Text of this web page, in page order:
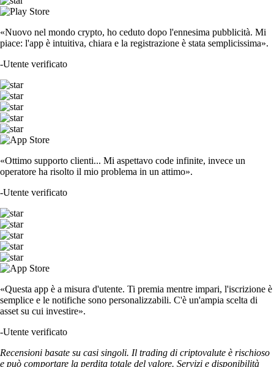
«Nuovo nel mondo crypto, ho ceduto dopo l'ennesima pubblicità. Mi
piace: l'app è intuitiva, chiara e la registrazione è stata semplicissima».
-Utente verificato
«Ottimo supporto clienti... Mi aspettavo code infinite, invece un
operatore ha risolto il mio problema in un attimo».
-Utente verificato
«Questa app è a misura d'utente. Ti premia mentre impari, l'iscrizione è
semplice e le notifiche sono personalizzabili. C'è un'ampia scelta di
asset su cui investire».
-Utente verificato
Recensioni basate su casi singoli. Il trading di criptovalute è rischioso
e può comportare la perdita totale del valore. Servizi e disponibilità